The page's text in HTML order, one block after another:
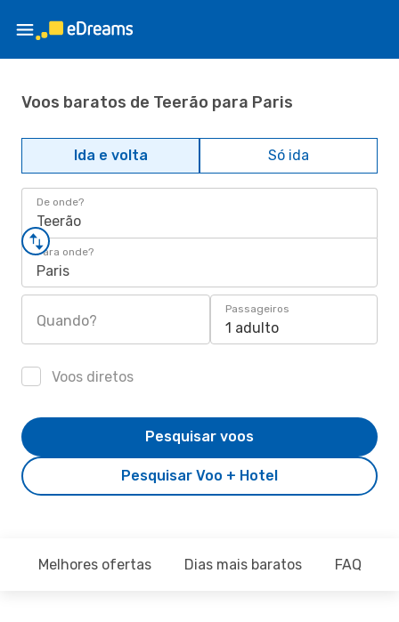
Voos baratos de Teerão para Paris
Ida e volta Só ida
De onde?
Teerão
Para onde?
Paris
Quando?
Passageiros
1 adulto
Voos diretos
Pesquisar Voo + Hotel
Pesquisar voos
Melhores ofertas Dias mais baratos FAQ